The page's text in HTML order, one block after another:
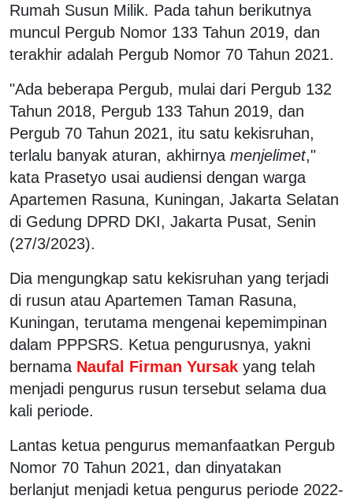
Rumah Susun Milik. Pada tahun berikutnya
muncul Pergub Nomor 133 Tahun 2019, dan
terakhir adalah Pergub Nomor 70 Tahun 2021.
"Ada beberapa Pergub, mulai dari Pergub 132
Tahun 2018, Pergub 133 Tahun 2019, dan
Pergub 70 Tahun 2021, itu satu kekisruhan,
terlalu banyak aturan, akhirnya menjelimet,"
kata Prasetyo usai audiensi dengan warga
Apartemen Rasuna, Kuningan, Jakarta Selatan
di Gedung DPRD DKI, Jakarta Pusat, Senin
(27/3/2023).
Dia mengungkap satu kekisruhan yang terjadi
di rusun atau Apartemen Taman Rasuna,
Kuningan, terutama mengenai kepemimpinan
dalam PPPSRS. Ketua pengurusnya, yakni
bernama Naufal Firman Yursak yang telah
menjadi pengurus rusun tersebut selama dua
kali periode.
Lantas ketua pengurus memanfaatkan Pergub
Nomor 70 Tahun 2021, dan dinyatakan
berlanjut menjadi ketua pengurus periode 2022-